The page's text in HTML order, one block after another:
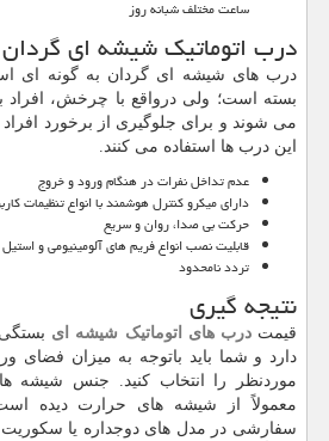
ساعت مختلف شبانه روز
درب اتوماتیک شیشه ای گردان
درب های شیشه ای گردان به گونه ای
بسته است؛ ولی درواقع با چرخش،
می شوند و برای جلوگیری از برخورد افراد
این درب ها استفاده می کنند.
عدم تداخل نفرات در هنگام ورود و خروج
دارای میکرو کنترل هوشمند با انواع تنظیمات
حرکت بی صدا، روان و سریع
قابلیت نصب انواع فریم های آلومینیومی و
تردد نامحدود
نتیجه گیری
قیمت درب های اتوماتیک شیشه ای
دارد و شما باید باتوجه به میزان فضای
موردنظر را انتخاب کنید. جنس شیشه
معمولاً از شیشه های حرارت دیده
سفارشی در مدل های دوجداره یا